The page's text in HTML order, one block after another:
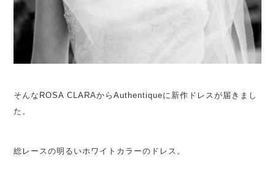
そんなROSA CLARAからAuthentiqueに新作ドレスが届きまし
た。
総レースの明るいホワイトカラーのドレス。